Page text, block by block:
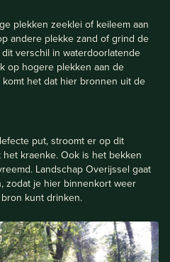
plekken zeeklei of keileem aan
andere plekke zand of grind de
verschil in waterdoorlatende
op hogere plekken aan de
het dat hier bronnen uit de
put, stroomt er op dit
kraenke. Ook is het bekken
Landschap Overijssel gaat
zodat je hier binnenkort weer
kunt drinken.